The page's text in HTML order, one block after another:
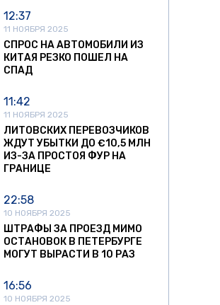
12:37
11 НОЯБРЯ 2025
СПРОС НА АВТОМОБИЛИ ИЗ
КИТАЯ РЕЗКО ПОШЕЛ НА
СПАД
11:42
11 НОЯБРЯ 2025
ЛИТОВСКИХ ПЕРЕВОЗЧИКОВ
ЖДУТ УБЫТКИ ДО €10,5 МЛН
ИЗ-ЗА ПРОСТОЯ ФУР НА
ГРАНИЦЕ
22:58
10 НОЯБРЯ 2025
ШТРАФЫ ЗА ПРОЕЗД МИМО
ОСТАНОВОК В ПЕТЕРБУРГЕ
МОГУТ ВЫРАСТИ В 10 РАЗ
16:56
10 НОЯБРЯ 2025